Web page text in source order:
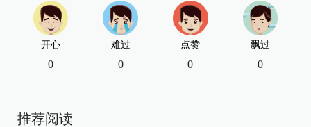
开心
0
难过
0
点赞
0
飘过
0
推荐阅读